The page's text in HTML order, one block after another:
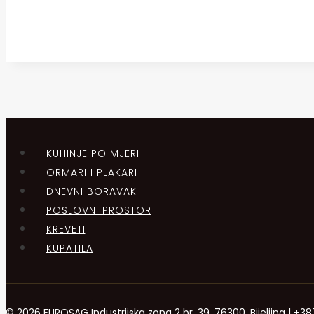
KUHINJE PO MJERI
ORMARI I PLAKARI
DNEVNI BORAVAK
POSLOVNI PROSTOR
KREVETI
KUPATILA